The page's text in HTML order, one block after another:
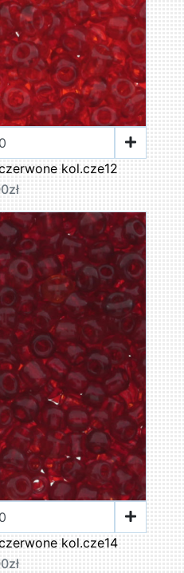
kol.cze12
kol.cze14